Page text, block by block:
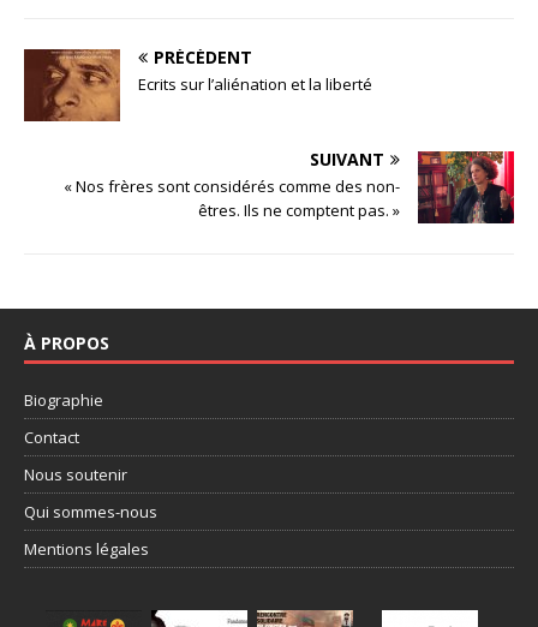
PRÉCÉDENT
Ecrits sur l’aliénation et la liberté
SUIVANT
« Nos frères sont considérés comme des non-
êtres. Ils ne comptent pas. »
À PROPOS
Biographie
Contact
Nous soutenir
Qui sommes-nous
Mentions légales